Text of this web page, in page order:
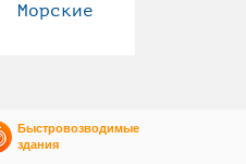
Морские
Быстровозводимые
здания